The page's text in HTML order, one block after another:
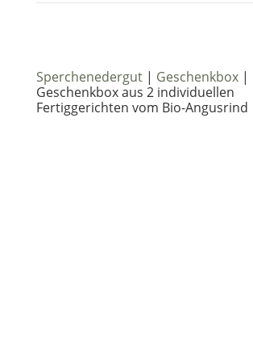
Sperchenedergut| Geschenkbox|
Geschenkbox aus 2 individuellen
Fertiggerichten vom Bio-Angusrind